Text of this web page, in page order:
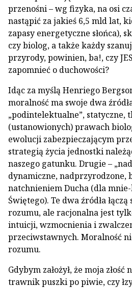
przenośni – wg fizyka, na osi
nastąpić za jakieś 6,5 mld lat,
zapasy energetyczne słońca),
czy biolog, a także każdy
przyrody, powinien, ba!, czy
zapomnieć o duchowości?
Idąc za myślą Henriego
moralność ma swoje dwa
„podintelektualne”, statyczne,
(ustanowionych) prawach
ewolucji zabezpieczającym
strategią życia jednostki
naszego gatunku. Drugie –
dynamiczne, nadprzyrodzone,
natchnieniem Ducha (dla
Świętego). Te dwa źródła
rozumu, ale racjonalna jest
intuicji, wzmocnienia i
przeciwstawnych. Moralność
rozumu.
Gdybym założył, że moja
trawnik puszki po piwie, czy